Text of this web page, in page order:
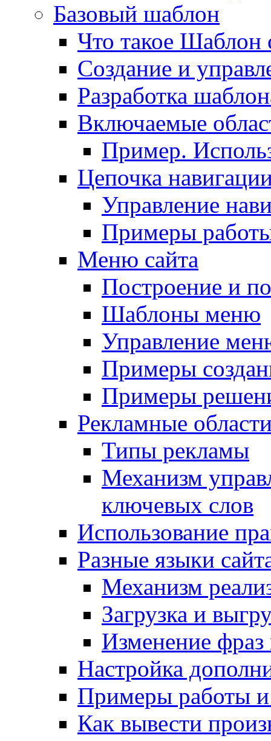
Базовый шаблон
Что такое Шаблон
Создание и
Разработка
Включаемые
Пример.
Цепочка
Управление
Примеры
Меню сайта
Построение и
Шаблоны меню
Управление
Примеры
Примеры
Рекламные
Типы рекламы
Механизм
ключевых слов
Использование
Разные языки
Механизм
Загрузка и
Изменение
Настройка
Примеры работы
Как вывести